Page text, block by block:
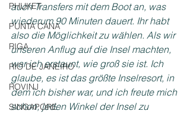
PHUKET
PUNTA CANA
RIGA
RIO DE JANEIRO
ROVINJ
SINGAPORE
auch Transfers mit dem Boot an, was
wiederum 90 Minuten dauert. Ihr habt
also die Möglichkeit zu wählen. Als wir
unseren Anflug auf die Insel machten,
war ich erstaunt, wie groß sie ist. Ich
glaube, es ist das größte Inselresort, in
dem ich bisher war, und ich freute mich
schon, jeden Winkel der Insel zu